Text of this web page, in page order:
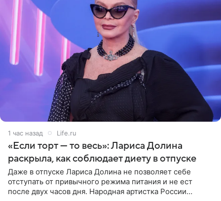
1 час назад Life.ru
«Если торт — то весь»: Лариса Долина
раскрыла, как соблюдает диету в отпуске
Даже в отпуске Лариса Долина не позволяет себе
отступать от привычного режима питания и не ест
после двух часов дня. Народная артистка России